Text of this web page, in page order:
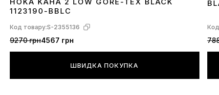
41 4344
HOKA KAHA 2 LOW GORE-TEX BLACK
1123190-BBLC
Код товару:S-2355136
9270 грн4567 грн
ШВИДКА ПОКУПКА